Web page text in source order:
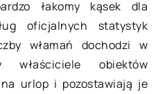
łakomy kąsek dla
oficjalnych statystyk
włamań dochodzi w
obiektów
urlop i pozostawiają je